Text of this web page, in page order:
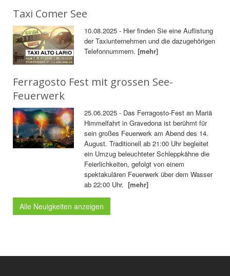
Taxi Comer See
10.08.2025 - Hier finden Sie eine Auflistung
der Taxiunternehmen und die dazugehörigen
Telefonnummern.[mehr]
Ferragosto Fest mit grossen See-
Feuerwerk
25.06.2025 - Das Ferragosto-Fest an Mariä
Himmelfahrt in Gravedona ist berühmt für
sein großes Feuerwerk am Abend des 14.
August. Traditionell ab 21:00 Uhr begleitet
ein Umzug beleuchteter Schleppkähne die
Feierlichkeiten, gefolgt von einem
spektakulären Feuerwerk über dem Wasser
ab 22:00 Uhr.[mehr]
Alle Neuigkeiten anzeigen